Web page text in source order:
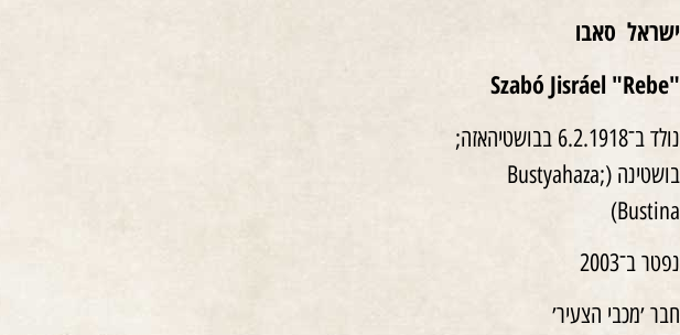
ישראל סאבו
Szabó Jisráel‎ "Rebe"‎
נולד ב־6.2.1918 בבושטיהאזה;
בושטינה (Bustyahaza;
Bustina)
נפטר ב־2003
חבר ׳מכבי הצעיר׳